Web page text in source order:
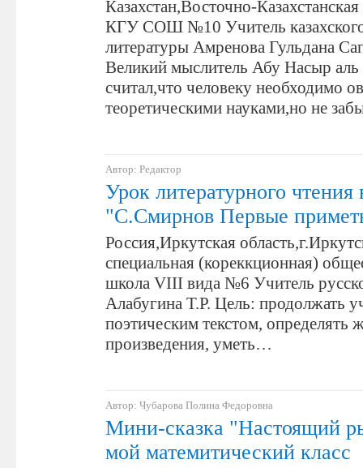
Казахстан,Восточно-
КГУ СОШ №10 Учитель
литературы Амренова Гульдана
Великий мыслитель Абу Насыр
считал,что человеку необходимо
теоретическими науками,но не
Автор: Редактор
Урок литературного чтения
"С.Смирнов Первые
Россия,Иркутская
специальная (кореккционная)
школа VIII вида №6 Учитель
Алабугина Т.Р. Цель: продолжать
поэтическим текстом, определять
произведения, уметь…
Автор: Чубарова Полина Федоровна
Мини-сказка "Настоящий
мой матемитический класс